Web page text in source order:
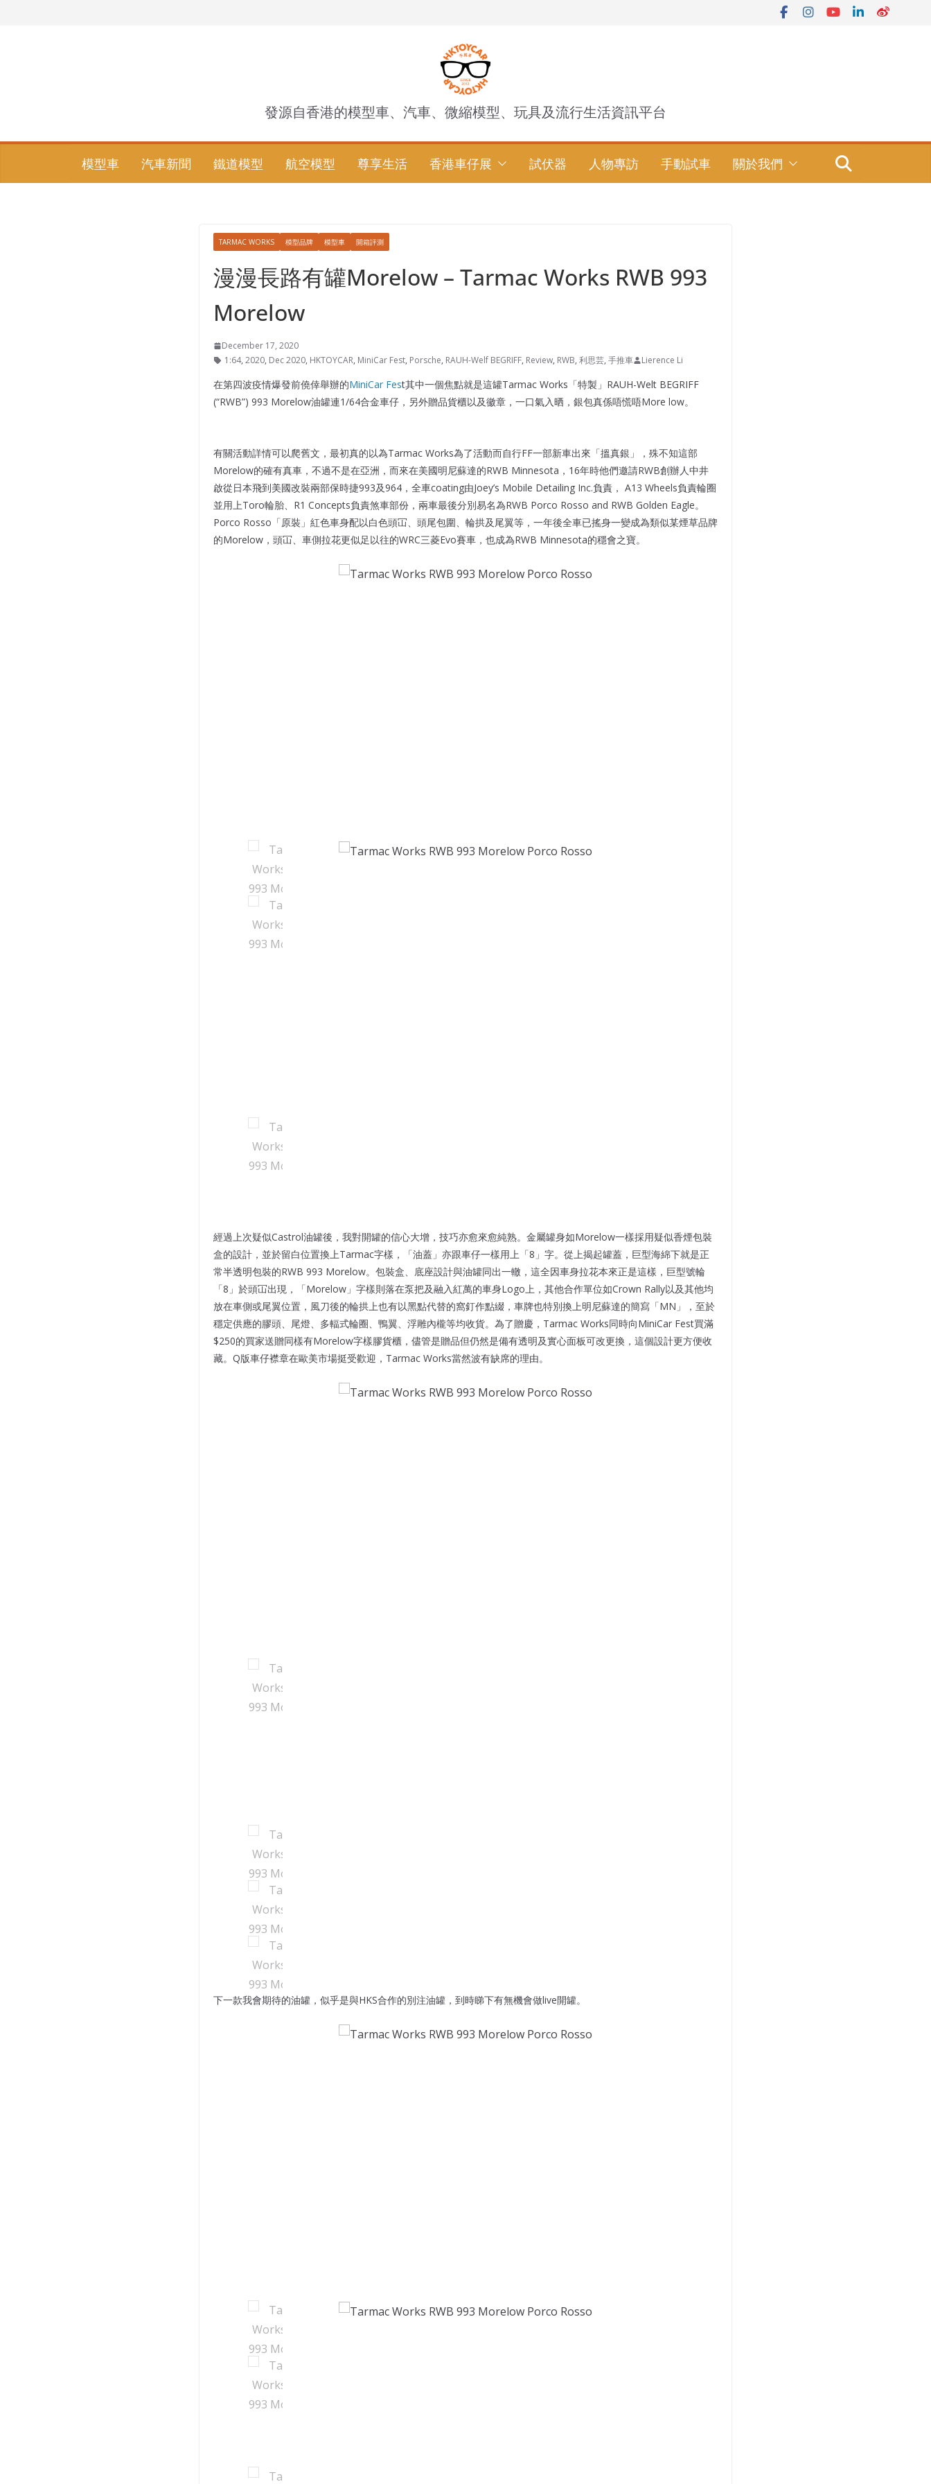
發源自香港的模型車、汽車、微縮模型、玩具及流行生活資訊平台
模型車 汽車新聞 鐵道模型 航空模型 尊享生活 香港車仔展 試伏器 人物專訪 手動試車 關於我們
TARMAC WORKS 模型品牌 模型車 開箱評測
漫漫長路有罐Morelow – Tarmac Works RWB 993
Morelow
December 17, 2020
1:64, 2020, Dec 2020, HKTOYCAR, MiniCar Fest, Porsche, RAUH-Welf BEGRIFF, Review, RWB, 利思芸, 手推車 Lierence Li
在第四波疫情爆發前僥倖舉辦的MiniCar Fest其中一個焦點就是這罐Tarmac Works「特製」RAUH-Welt BEGRIFF
(“RWB”) 993 Morelow油罐連1/64合金車仔，另外贈品貨櫃以及徽章，一口氣入晒，銀包真係唔慌唔More low。
有關活動詳情可以爬舊文，最初真的以為Tarmac Works為了活動而自行FF一部新車出來「搵真銀」，殊不知這部
Morelow的確有真車，不過不是在亞洲，而來在美國明尼蘇達的RWB Minnesota，16年時他們邀請RWB創辦人中井
啟從日本飛到美國改裝兩部保時捷993及964，全車coating由Joey’s Mobile Detailing Inc.負責， A13 Wheels負責輪圈
並用上Toro輪胎、R1 Concepts負責煞車部份，兩車最後分別易名為RWB Porco Rosso and RWB Golden Eagle。
Porco Rosso「原裝」紅色車身配以白色頭冚、頭尾包圍、輪拱及尾翼等，一年後全車已搖身一變成為類似某煙草品牌
的Morelow，頭冚、車側拉花更似足以往的WRC三菱Evo賽車，也成為RWB Minnesota的穩會之寶。
經過上次疑似Castrol油罐後，我對開罐的信心大增，技巧亦愈來愈純熟。金屬罐身如Morelow一樣採用疑似香煙包裝
盒的設計，並於留白位置換上Tarmac字樣，「油蓋」亦跟車仔一樣用上「8」字。從上揭起罐蓋，巨型海綿下就是正
常半透明包裝的RWB 993 Morelow。包裝盒、底座設計與油罐同出一轍，這全因車身拉花本來正是這樣，巨型號輪
「8」於頭冚出現，「Morelow」字樣則落在泵把及融入紅萬的車身Logo上，其他合作單位如Crown Rally以及其他均
放在車側或尾翼位置，風刀後的輪拱上也有以黑點代替的窩釘作點綴，車牌也特別換上明尼蘇達的簡寫「MN」，至於
穩定供應的膠頭、尾燈、多輻式輪圈、鴨翼、浮雕內櫳等均收貨。為了贈慶，Tarmac Works同時向MiniCar Fest買滿
$250的買家送贈同樣有Morelow字樣膠貨櫃，儘管是贈品但仍然是備有透明及實心面板可改更換，這個設計更方便收
藏。Q版車仔襟章在歐美市場挺受歡迎，Tarmac Works當然波有缺席的理由。
下一款我會期待的油罐，似乎是與HKS合作的別注油罐，到時睇下有無機會做live開罐。